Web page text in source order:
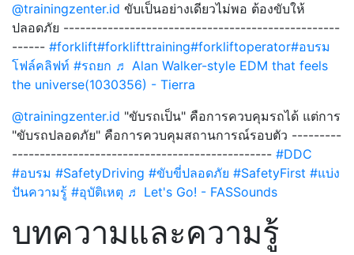
@trainingzenter.id ขับเป็นอย่างเดียวไม่พอ ต้องขับให้
ปลอดภัย --------------------------------------------------
------ #forklift#forklifttraining#forkliftoperator#อบรม
โฟล์คลิฟท์ #รถยก ♬ Alan Walker-style EDM that feels
the universe(1030356) - Tierra
@trainingzenter.id "ขับรถเป็น" คือการควบคุมรถได้ แต่การ
"ขับรถปลอดภัย" คือการควบคุมสถานการณ์รอบตัว ---------
----------------------------------------------- #DDC
#อบรม #SafetyDriving #ขับขี่ปลอดภัย #SafetyFirst #แบ่ง
ปันความรู้ #อุบัติเหตุ ♬ Let's Go! - FASSounds
บทความและความรู้